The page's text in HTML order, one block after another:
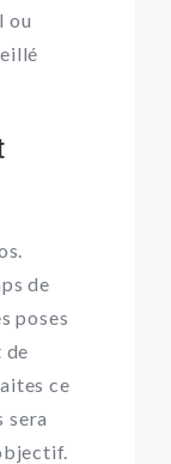
ou
de
poses
de
ce
sera